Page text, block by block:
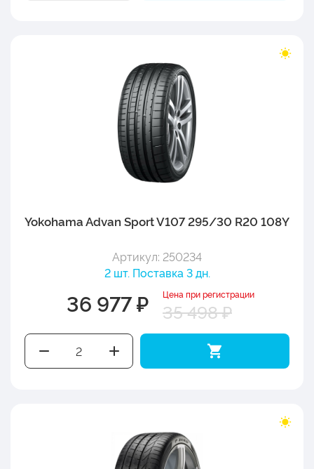
Yokohama Advan Sport V107 295/30 R20 108Y
Артикул: 250234
2 шт. Поставка 3 дн.
36 977 ₽ Цена при регистрации
35 498 ₽